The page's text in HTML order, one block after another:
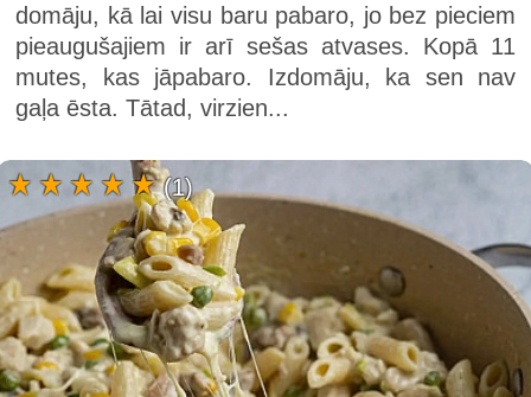
domāju, kā lai visu baru pabaro, jo bez pieciem
pieaugušajiem ir arī sešas atvases. Kopā 11
mutes, kas jāpabaro. Izdomāju, ka sen nav
gaļa ēsta. Tātad, virzien...
(1)